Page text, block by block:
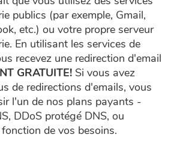
publics (par exemple, Gmail,
etc.) ou votre propre serveur
En utilisant les services de
recevez une redirection d'email
GRATUITE! Si vous avez
de redirections d'emails, vous
l'un de nos plans payants -
DDoS protégé DNS, ou
de vos besoins.